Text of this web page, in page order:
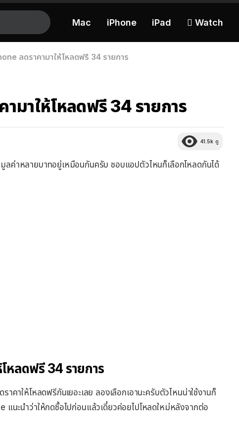
Mac iPhone iPad  Watch
ลดราคามาให้โหลดฟรี 34 รายการ
มาให้โหลดฟรี 34 รายการ
41.5k ดู
ลค่าหลายบาทอยู่เหมือนกันครับ ชอบแอปตัวไหนก็เลือกโหลดกันได้
หลดฟรี 34 รายการ
าให้โหลดฟรีกันเยอะเลย ลองเลือกเอานะครับตัวไหนน่าใช้งานก็
แนะนำว่าให้กดซื้อไปก่อนแล้วเดี๋ยวค่อยไปโหลดใหม่หลังจากต่อ